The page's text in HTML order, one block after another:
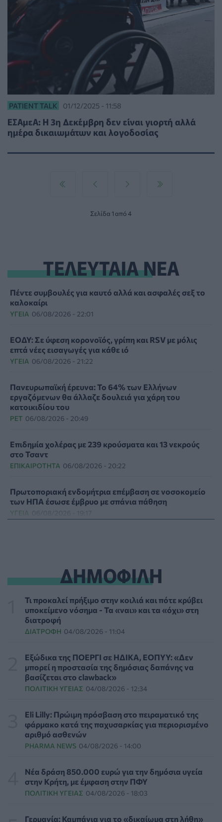
PATIENT TALK 01/12/2025 - 11:58
ΕΣΑμεΑ: Η 3η Δεκέμβρη δεν είναι γιορτή αλλά
ημέρα δικαιωμάτων και λογοδοσίας
Σελίδα 1 από 4
ΤΕΛΕΥΤΑΙΑ ΝΕΑ
Πέντε συμβουλές για καυτό αλλά και ασφαλές σεξ το
καλοκαίρι
ΥΓΕΊΑ 06/08/2026 - 22:01
ΕΟΔΥ: Σε ύφεση κορονοϊός, γρίπη και RSV με μόλις
επτά νέες εισαγωγές για κάθε ιό
ΥΓΕΊΑ 06/08/2026 - 21:22
Πανευρωπαϊκή έρευνα: Το 64% των Ελλήνων
εργαζόμενων θα άλλαζε δουλειά για χάρη του
κατοικιδίου του
PET 06/08/2026 - 20:49
Επιδημία χολέρας με 239 κρούσματα και 13 νεκρούς
στο Τσαντ
ΕΠΙΚΑΙΡΌΤΗΤΑ 06/08/2026 - 20:22
Πρωτοποριακή ενδομήτρια επέμβαση σε νοσοκομείο
των ΗΠΑ έσωσε έμβρυο με σπάνια πάθηση
ΥΓΕΊΑ 06/08/2026 - 19:17
Διαβητική αμφιβληστροειδοπάθεια: «Σιωπηλός»
κίνδυνος για την όραση των ασθενών
HEALTH TALK 06/08/2026 - 17:34
Γιατί οι γιατροί διστάζουν να γράψουν ορμονική
ΥΓΕΊΑ 06/08/2026 - 17:01
Γιαννάκος: Πρωτοφανής πίεση στο Νοσοκομείο
Ζακύνθου - Καταγγέλθηκαν οκτώ βιασμοί γυναικών
Έκτακτα μέτρα και στην Καστοριά κατά της διασποράς
της ευλογιάς των προβάτων
ΕΠΙΚΑΙΡΌΤΗΤΑ 06/08/2026 - 16:16
Τα τρία SOS στη μέση ηλικία που εξασφαλίζουν 13
επιπλέον χρόνια χωρίς άνοια
ΥΓΕΊΑ 06/08/2026 - 16:00
ΔΗΜΟΦΙΛΗ
Τι προκαλεί πρήξιμο στην κοιλιά και πότε κρύβει
υποκείμενο νόσημα - Τα «ναι» και τα «όχι» στη
διατροφή
ΔΙΑΤΡΟΦΉ 04/08/2026 - 11:04
Εξώδικα της ΠΟΕΡΓΙ σε ΗΔΙΚΑ, ΕΟΠΥΥ: «Δεν
μπορεί η προστασία της δημόσιας δαπάνης να
βασίζεται στο clawback»
ΠΟΛΙΤΙΚΉ ΥΓΕΊΑΣ 04/08/2026 - 12:34
Eli Lilly: Πρώιμη πρόσβαση στο πειραματικό της
φάρμακο κατά της παχυσαρκίας για περιορισμένο
αριθμό ασθενών
PHARMA NEWS 04/08/2026 - 14:00
Νέα δράση 850.000 ευρώ για την δημόσια υγεία
στην Κρήτη, με έμφαση στην ΠΦΥ
ΠΟΛΙΤΙΚΉ ΥΓΕΊΑΣ 04/08/2026 - 18:03
Γερμανία: Καμπάνια για το «δικαίωμα στη λήθη»